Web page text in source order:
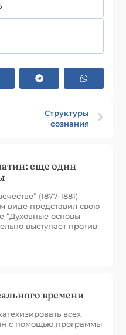
Структуры
сознания
еще один
(1877-1881)
виде представил свою
“Духовные основы
выступает против
времени
всех
с помощью программы